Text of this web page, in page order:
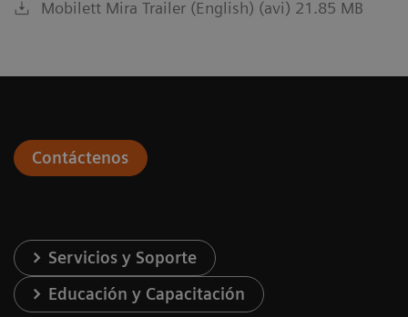
Mobilett Mira Trailer (English) (avi) 21.85 MB
Contáctenos
Servicios y Soporte
Educación y Capacitación